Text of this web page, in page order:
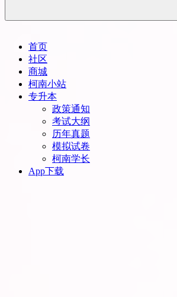
首页
社区
商城
柯南小站
专升本
政策通知
考试大纲
历年真题
模拟试卷
柯南学长
App下载